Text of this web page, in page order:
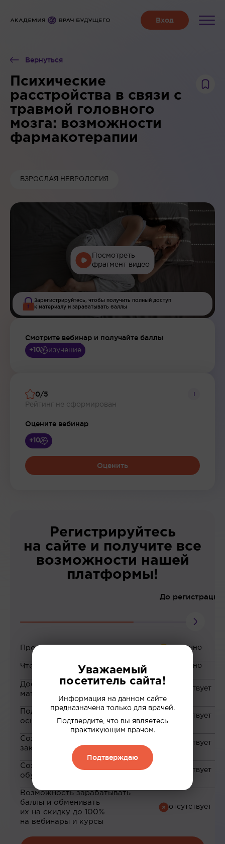
Вернуться
Психические
расстройства в связи с
травмой головного
мозга: возможности
фармакотерапии
ВЗРОСЛАЯ НЕВРОЛОГИЯ
Посмотреть
фрагмент видео
Зарегистрируйтесь, чтобы получить полный доступ
к материалу и зарабатывать баллы
Смотрите вебинар и получайте баллы
+10 изучение
0/5
Рейтинг не сформирован
i
Оцените вебинар
+10
Оценить
Регистрируйтесь
на сайте и получите все
возможности нашей
платформы!
До регистрации
Просмотр вебинаров
Чтение статей
Доступ к закрытым
материалам
Подборка материалов на
основе ваших интересов
Сохранение материалов в
закладки
Сохранение прогресса по
обучению
Возможность зарабатывать
баллы и обменивать
их на скидку до 100%
на вебинары и курсы
Уважаемый
посетитель сайта!
Информация на данном сайте
предназначена только для врачей.
Подтвердите, что вы являетесь
практикующим врачом.
Подтверждаю